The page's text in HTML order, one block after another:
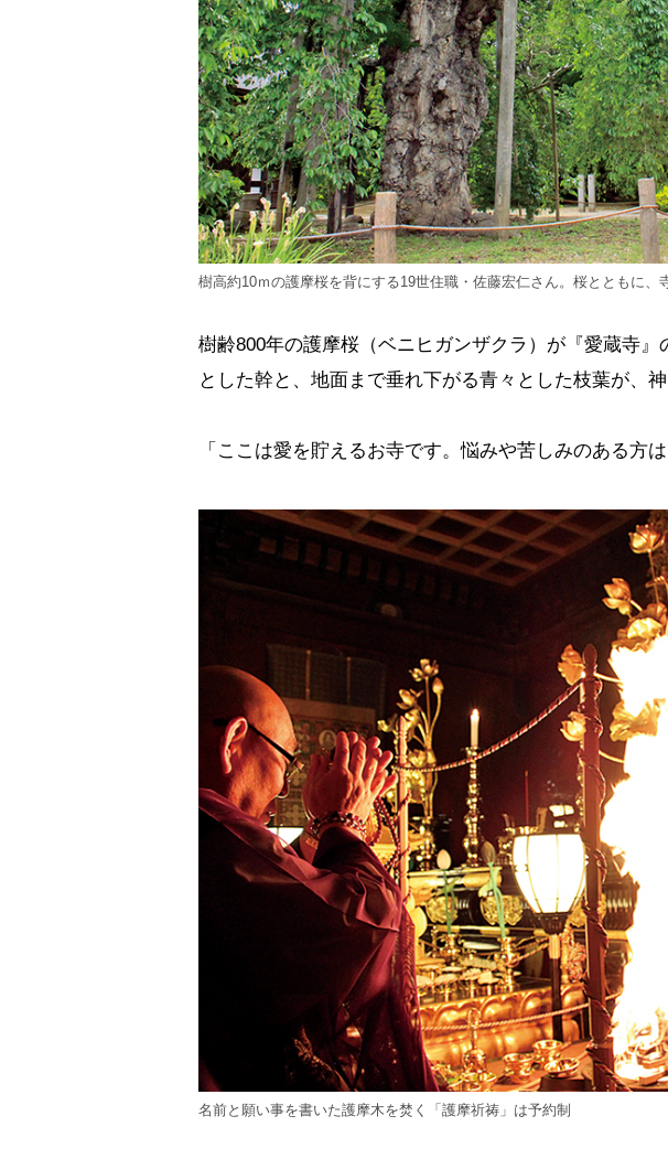
樹高約10ｍの護摩桜を背にする19世住職・佐藤宏仁さん。桜とともに、
樹齢800年の護摩桜（ベニヒガンザクラ）が『愛蔵寺
とした幹と、地面まで垂れ下がる青々とした枝葉が、
「ここは愛を貯えるお寺です。悩みや苦しみのある方
名前と願い事を書いた護摩木を焚く「護摩祈祷」は予約制